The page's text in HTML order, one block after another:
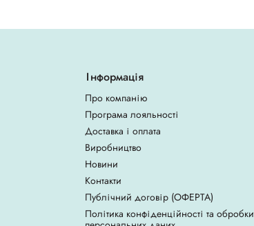
Інформація
Про компанію
Програма лояльності
Доставка і оплата
Виробництво
Новини
Контакти
Публічний договір (ОФЕРТА)
Політика конфіденційності та обробки